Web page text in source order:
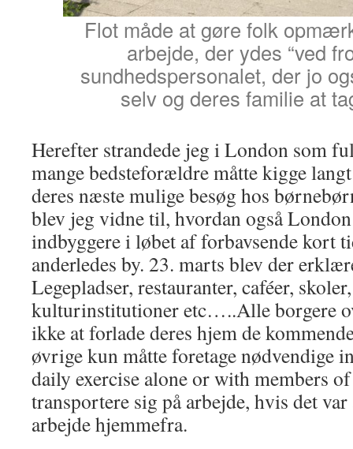
Flot måde at gøre folk
arbejde, der ydes “ved
sundhedspersonalet, der jo
selv og deres familie at
Herefter strandede jeg i London som
mange bedsteforældre måtte kigge
deres næste mulige besøg hos
blev jeg vidne til, hvordan også
indbyggere i løbet af forbavsende kort
anderledes by. 23. marts blev der
Legepladser, restauranter, caféer,
kulturinstitutioner etc…..Alle borgere
ikke at forlade deres hjem de
øvrige kun måtte foretage nødvendige
daily exercise alone or with members
transportere sig på arbejde, hvis det
arbejde hjemmefra.